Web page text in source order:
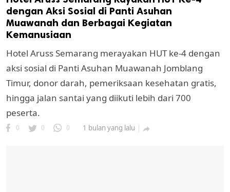
dengan Aksi Sosial di Panti Asuhan
Muawanah dan Berbagai Kegiatan
Kemanusiaan
Hotel Aruss Semarang merayakan HUT ke-4 dengan
aksi sosial di Panti Asuhan Muawanah Jomblang
Timur, donor darah, pemeriksaan kesehatan gratis,
hingga jalan santai yang diikuti lebih dari 700
peserta.
0 0 0 1 bulan yang lalu 